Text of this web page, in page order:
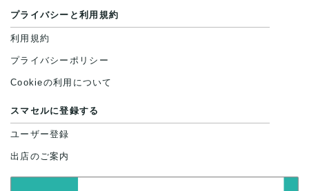
プライバシーと利用規約
利用規約
プライバシーポリシー
Cookieの利用について
スマセルに登録する
ユーザー登録
出店のご案内